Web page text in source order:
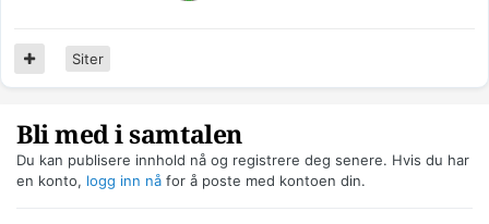
Siter
Bli med i samtalen
Du kan publisere innhold nå og registrere deg senere. Hvis du har
en konto, logg inn nå for å poste med kontoen din.